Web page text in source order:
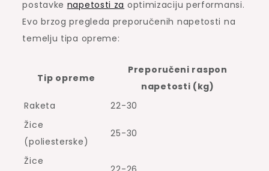
postavke napetosti za optimizaciju performansi.
Evo brzog pregleda preporučenih napetosti na
temelju tipa opreme:
Tip opreme
Preporučeni raspon
napetosti (kg)
Raketa
22-30
Žice
(poliesterske)
25-30
Žice